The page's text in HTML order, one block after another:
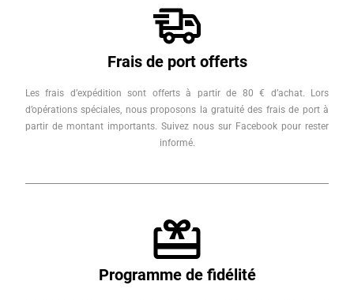
Frais de port offerts
Les frais d’expédition sont offerts à partir de 80 € d’achat. Lors
d’opérations spéciales, nous proposons la gratuité des frais de port à
partir de montant importants. Suivez nous sur Facebook pour rester
informé.
Programme de fidélité